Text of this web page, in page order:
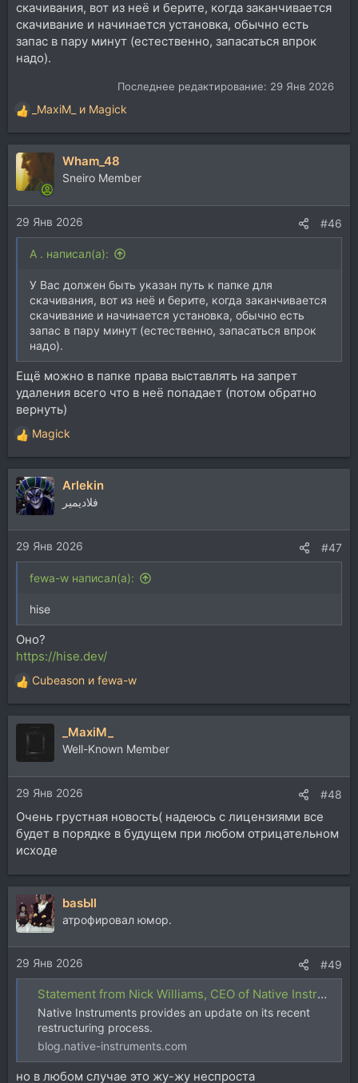
скачивания, вот из неё и берите, когда заканчивается
скачивание и начинается установка, обычно есть
запас в пару минут (естественно, запасаться впрок
надо).
Последнее редактирование: 29 Янв 2026
Р
е
а
к
ц
и
и
:
_MaxiM_ и Magick
Wham_48
Sneiro Member
29 Янв 2026 #46
A . написал(а):
У Вас должен быть указан путь к папке для
скачивания, вот из неё и берите, когда заканчивается
скачивание и начинается установка, обычно есть
запас в пару минут (естественно, запасаться впрок
надо).
Ещё можно в папке права выставлять на запрет
удаления всего что в неё попадает (потом обратно
вернуть)
Р
е
а
к
ц
и
и
:
Magick
Arlekin
فلاديمير
29 Янв 2026 #47
fewa-w написал(а):
hise
Оно?
https://hise.dev/
Р
е
а
и
и
:
Cubeason и fewa-w
_MaxiM_
Well-Known Member
29 Янв 2026 #48
Очень грустная новость( надеюсь с лицензиями все
будет в порядке в будущем при любом отрицательном
исходе
basЫl
атрофировал юмор.
29 Янв 2026 #49
Statement from Nick Williams, CEO of Native Instruments | Native Instruments Blog
Native Instruments provides an update on its recent
restructuring process.
blog.native-instruments.com
но в любом случае это жу-жу неспроста